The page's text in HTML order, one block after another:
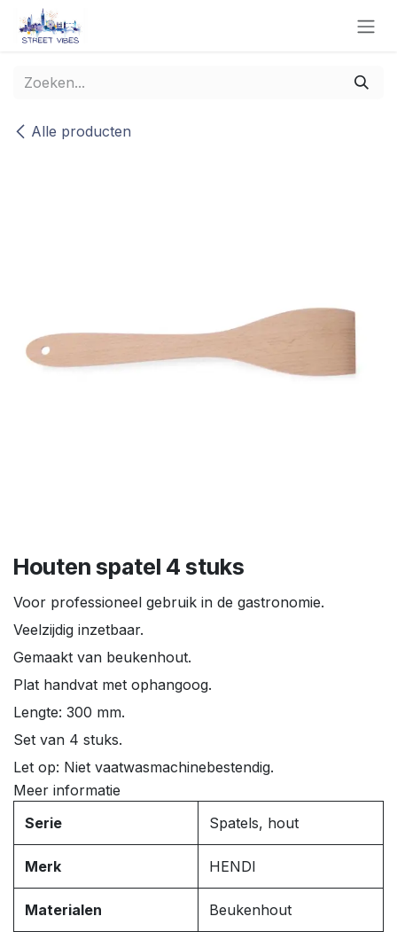
Overslaan naar inhoud
Alle producten
Houten spatel 4 stuks
Voor professioneel gebruik in de gastronomie.
Veelzijdig inzetbaar.
Gemaakt van beukenhout.
Plat handvat met ophangoog.
Lengte: 300 mm.
Set van 4 stuks.
Let op: Niet vaatwasmachinebestendig.
Meer informatie
Serie
Spatels, hout
Merk HENDI
Materialen Beukenhout